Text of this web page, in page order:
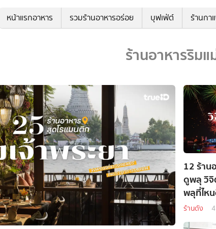
หน้าแรกอาหาร รวมร้านอาหารอร่อย บุฟเฟ่ต์ ร้านกา
ร้านอาหารริมแ
12 ร้าน
ดูพลุ วิจิ
พลุที่ไห
ร้านดัง